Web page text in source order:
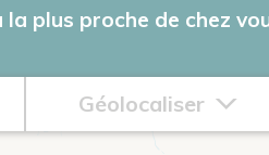
plus proche de chez
Géolocaliser